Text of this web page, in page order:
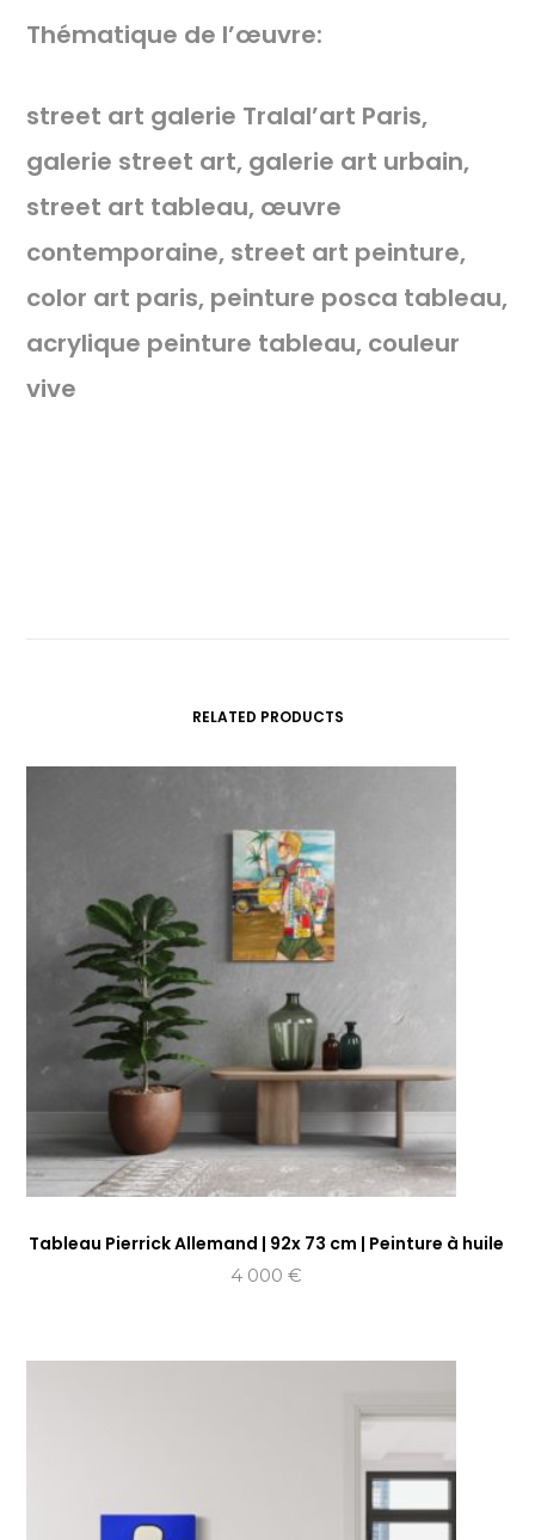
Thématique de l’œuvre:
street art galerie Tralal’art Paris,
galerie street art, galerie art urbain,
street art tableau, œuvre
contemporaine, street art peinture,
color art paris, peinture posca tableau,
acrylique peinture tableau, couleur
vive
RELATED PRODUCTS
Tableau Pierrick Allemand | 92x 73 cm | Peinture à huile
4 000€